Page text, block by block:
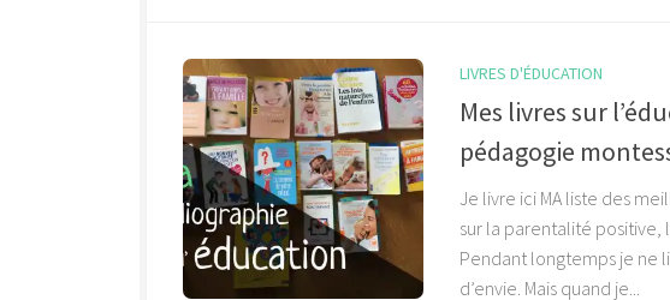
LIVRES D'ÉDUCATION
Mes livres sur
pédagogie
Je livre ici MA liste des
sur la parentalité
Pendant longtemps je ne
d’envie. Mais quand je...